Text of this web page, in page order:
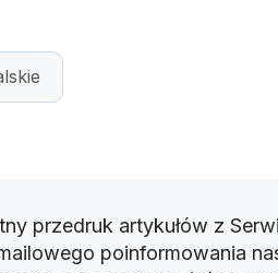
przedruk artykułów z
poinformowania